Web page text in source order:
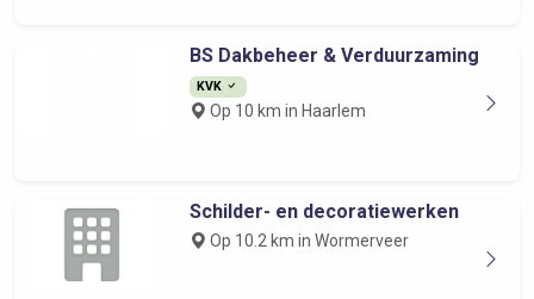
BS Dakbeheer & Verduurzaming
KVK
Op 10 km in Haarlem
Schilder- en decoratiewerken
Op 10.2 km in Wormerveer